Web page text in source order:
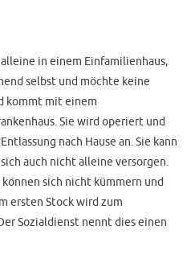
in einem Einfamilienhaus,
selbst und möchte keine
kommt mit einem
Sie wird operiert und
nach Hause an. Sie kann
auch nicht alleine versorgen.
sich nicht kümmern und
ersten Stock wird zum
Sozialdienst nennt dies einen